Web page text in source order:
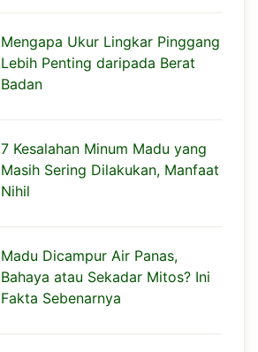
Mengapa Ukur Lingkar Pinggang
Lebih Penting daripada Berat
Badan
7 Kesalahan Minum Madu yang
Masih Sering Dilakukan, Manfaat
Nihil
Madu Dicampur Air Panas,
Bahaya atau Sekadar Mitos? Ini
Fakta Sebenarnya